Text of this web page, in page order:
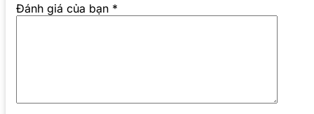
Đánh giá của bạn *